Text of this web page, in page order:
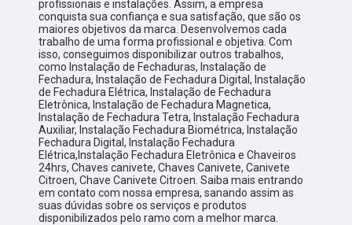
profissionais e instalações. Assim, a empresa
conquista sua confiança e sua satisfação, que são os
maiores objetivos da marca. Desenvolvemos cada
trabalho de uma forma profissional e objetiva. Com
isso, conseguimos disponibilizar outros trabalhos,
como Instalação de Fechaduras, Instalação de
Fechadura, Instalação de Fechadura Digital, Instalação
de Fechadura Elétrica, Instalação de Fechadura
Eletrônica, Instalação de Fechadura Magnetica,
Instalação de Fechadura Tetra, Instalação Fechadura
Auxiliar, Instalação Fechadura Biométrica, Instalação
Fechadura Digital, Instalação Fechadura
Elétrica,Instalação Fechadura Eletrônica e Chaveiros
24hrs, Chaves canivete, Chaves Canivete, Canivete
Citroen, Chave Canivete Citroen. Saiba mais entrando
em contato com nossa empresa, sanando assim as
suas dúvidas sobre os serviços e produtos
disponibilizados pelo ramo com a melhor marca.